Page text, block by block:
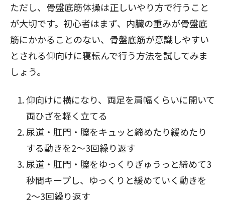
ただし、骨盤底筋体操は正しいやり方で行うこと
が大切です。初心者はまず、内臓の重みが骨盤底
筋にかかることのない、骨盤底筋が意識しやすい
とされる仰向けに寝転んで行う方法を試してみま
しょう。
仰向けに横になり、両足を肩幅くらいに開いて
両ひざを軽く立てる
尿道・肛門・膣をキュッと締めたり緩めたり
する動きを2〜3回繰り返す
尿道・肛門・膣をゆっくりぎゅうっと締めて3
秒間キープし、ゆっくりと緩めていく動きを
2〜3回繰り返す